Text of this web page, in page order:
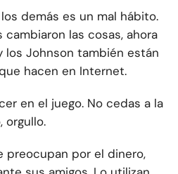
demás es un mal hábito.
cambiaron las cosas, ahora
los Johnson también están
hacen en Internet.
en el juego. No cedas a la
orgullo.
preocupan por el dinero,